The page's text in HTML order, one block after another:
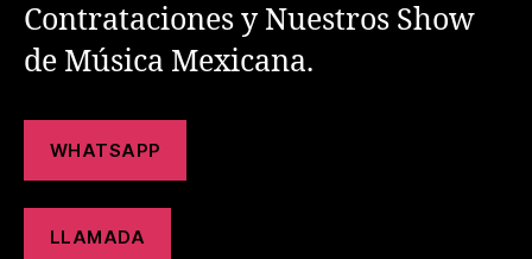
Contrataciones y Nuestros Show
de Música Mexicana.
WHATSAPP
LLAMADA